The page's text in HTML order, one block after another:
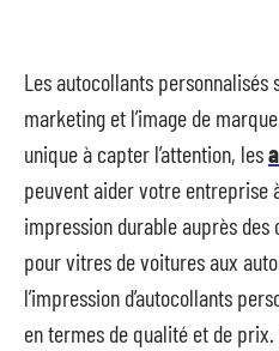
Les autocollants
marketing et l’image de
unique à capter l’attention, les
peuvent aider votre entreprise
impression durable auprès des
pour vitres de voitures aux
l’impression d’autocollants
en termes de qualité et de